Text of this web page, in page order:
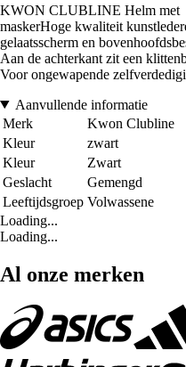
KWON CLUBLINE Helm met
maskerHoge kwaliteit
gelaatsscherm en
Aan de achterkant zit een
Voor ongewapende
Aanvullende informatie
Merk
Kwon Clubline
Kleur
zwart
Kleur
Zwart
Geslacht
Gemengd
Leeftijdsgroep Volwassene
Loading...
Loading...
Al onze merken